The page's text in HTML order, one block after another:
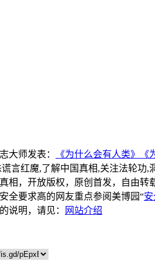
大师发表： 《为什么会有人类》 《
言红魔,了解中国真相,关注法轮功
相，开放版权，原创首发，自由转
全要求高的网友重点参阅美博园“
说明，请见：
网站介绍